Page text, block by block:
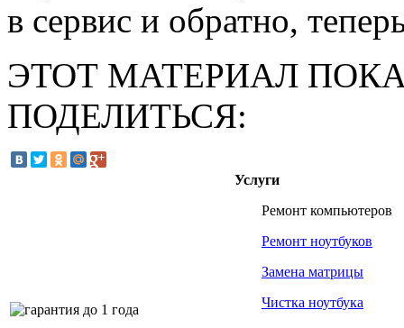
в сервис и обратно,
ЭТОТ МАТЕРИАЛ
ПОДЕЛИТЬСЯ:
Услуги
Ремонт компьютеров
Ремонт ноутбуков
Замена матрицы
Чистка ноутбука